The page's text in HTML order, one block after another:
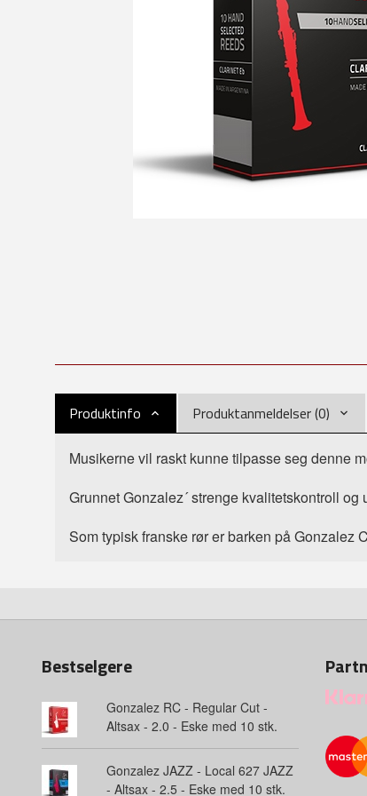
Produktinfo Produktanmeldelser (0)
Musikerne vil raskt kunne tilpasse seg denne
Grunnet Gonzalez´ strenge kvalitetskontroll
Som typisk franske rør er barken på Gonzalez
Bestselgere
Gonzalez RC - Regular Cut -
Altsax - 2.0 - Eske med 10 stk.
Gonzalez JAZZ - Local 627 JAZZ
- Altsax - 2.5 - Eske med 10 stk.